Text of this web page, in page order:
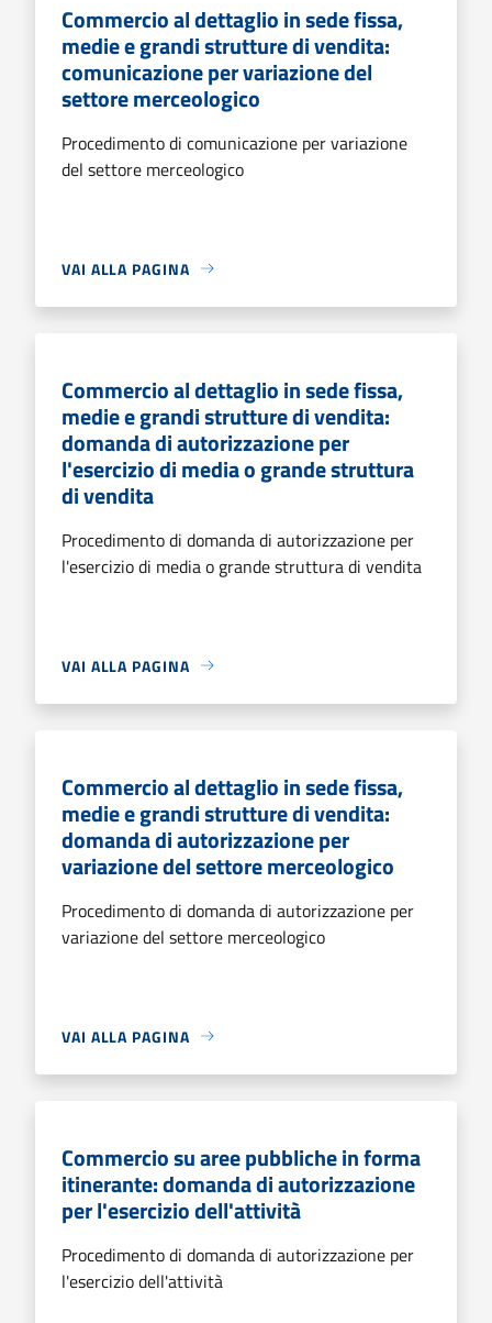
Commercio al dettaglio in sede fissa,
medie e grandi strutture di vendita:
comunicazione per variazione del
settore merceologico
Procedimento di comunicazione per variazione
del settore merceologico
VAI ALLA PAGINA
Commercio al dettaglio in sede fissa,
medie e grandi strutture di vendita:
domanda di autorizzazione per
l'esercizio di media o grande struttura
di vendita
Procedimento di domanda di autorizzazione per
l'esercizio di media o grande struttura di vendita
VAI ALLA PAGINA
Commercio al dettaglio in sede fissa,
medie e grandi strutture di vendita:
domanda di autorizzazione per
variazione del settore merceologico
Procedimento di domanda di autorizzazione per
variazione del settore merceologico
VAI ALLA PAGINA
Commercio su aree pubbliche in forma
itinerante: domanda di autorizzazione
per l'esercizio dell'attività
Procedimento di domanda di autorizzazione per
l'esercizio dell'attività